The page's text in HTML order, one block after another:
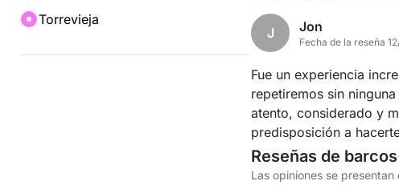
Torrevieja
J Jon
Fecha de la reseña
Fue un experiencia
repetiremos sin
atento, considerado y
predisposición a
esta totalmente
hinchable, baño sin
Reseñas de barcos
Las opiniones se